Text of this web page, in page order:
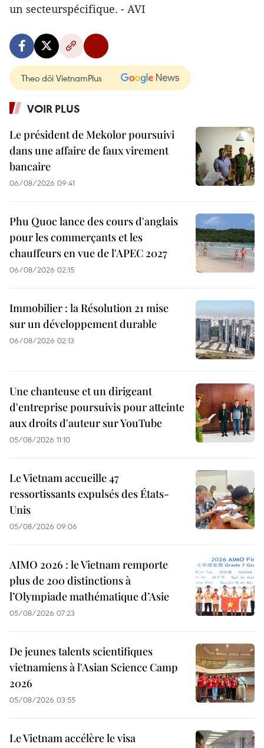
un secteurspécifique. - AVI
Theo dõi VietnamPlus
VOIR PLUS
Le président de Mekolor poursuivi
dans une affaire de faux virement
bancaire
06/08/2026 09:41
Phu Quoc lance des cours d'anglais
pour les commerçants et les
chauffeurs en vue de l'APEC 2027
06/08/2026 02:15
Immobilier : la Résolution 21 mise
sur un développement durable
06/08/2026 02:13
Une chanteuse et un dirigeant
d'entreprise poursuivis pour atteinte
aux droits d'auteur sur YouTube
05/08/2026 11:10
Le Vietnam accueille 47
ressortissants expulsés des États-
Unis
05/08/2026 09:06
AIMO 2026 : le Vietnam remporte
plus de 200 distinctions à
l’Olympiade mathématique d’Asie
05/08/2026 07:23
De jeunes talents scientifiques
vietnamiens à l'Asian Science Camp
2026
05/08/2026 03:55
Le Vietnam accélère le visa